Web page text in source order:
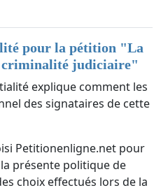
pour la pétition "La
judiciaire"
explique comment les
des signataires de cette
Petitionenligne.net pour
présente politique de
choix effectués lors de la